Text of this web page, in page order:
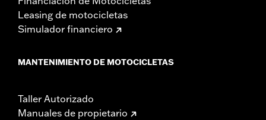
Leasing de motocicletas
Simulador financiero
MANTENIMIENTO DE MOTOCICLETAS
Taller Autorizado
Manuales de propietario